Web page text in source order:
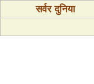
सर्वर दुनिया